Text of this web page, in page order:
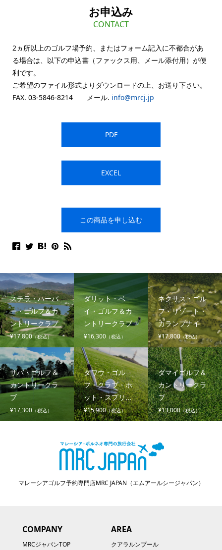
お申込み
CONTACT
2ヵ所以上のゴルフ場予約、またはフォーム記入に不都合があ
る場合は、以下の申込書（ファックス用、メール添付用）が便
利です。
ご希望のファイル形式よりダウンロードの上、お送り下さい。
FAX. 03-5846-8214 メール. info@mrcj.jp
PDF
EXCEL
この商品を申し込む
ステラ・ハーバ
ー・ゴルフ＆カ
ントリークラブ
¥17,800（税込）
ダリット・ベ
イ・ゴルフ＆カ
ントリークラブ
¥16,300 （税込）
ネクサス・ゴル
フ・リゾート・
カランブナイ
¥17,800（税込）
サバ・ゴルフ＆
カントリークラ
ブ
¥17,300 （税込）
タワウ・ゴル
フ・クラブ・ホ
ット・スプリ...
¥15,900（税込）
ダマイゴルフ＆
カントリークラ
ブ
¥13,000（税込）
マレーシアゴルフ予約専門店MRC JAPAN（エムアールシージャパン）
COMPANY
MRCジャパンTOP
AREA
クアラルンプール